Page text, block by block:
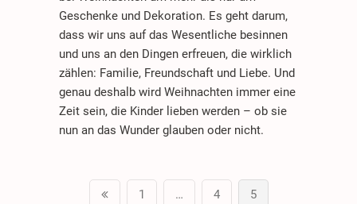
Geschenke und Dekoration. Es geht darum,
dass wir uns auf das Wesentliche besinnen
und uns an den Dingen erfreuen, die wirklich
zählen: Familie, Freundschaft und Liebe. Und
genau deshalb wird Weihnachten immer eine
Zeit sein, die Kinder lieben werden – ob sie
nun an das Wunder glauben oder nicht.
Seitennummerierung
PreviousPage
1 … Page
4 Page
5